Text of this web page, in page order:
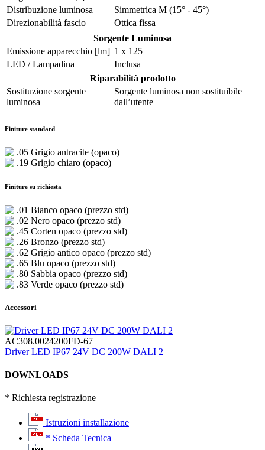
Distribuzione luminosa
Simmetrica M (15° - 45°)
Direzionabilità fascio
Ottica fissa
Sorgente Luminosa
Emissione apparecchio [lm] 1 x 125
LED / Lampadina
Inclusa
Riparabilità prodotto
Sostituzione sorgente
luminosa
Sorgente luminosa non sostituibile
dall’utente
Finiture standard
.05 Grigio antracite (opaco)
.19 Grigio chiaro (opaco)
Finiture su richiesta
.01 Bianco opaco (prezzo std)
.02 Nero opaco (prezzo std)
.45 Corten opaco (prezzo std)
.26 Bronzo (prezzo std)
.62 Grigio antico opaco (prezzo std)
.65 Blu opaco (prezzo std)
.80 Sabbia opaco (prezzo std)
.83 Verde opaco (prezzo std)
Accessori
AC308.0024200FD-67
Driver LED IP67 24V DC 200W DALI 2
DOWNLOADS
* Richiesta registrazione
Istruzioni installazione
* Scheda Tecnica